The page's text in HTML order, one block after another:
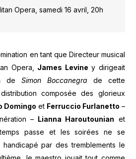
Opera, samedi 16 avril, 20h
en tant que Directeur musical
Opera, James Levine y dirigeait
de Simon Boccanegra de cette
composée des glorieux
Domingo et Ferruccio Furlanetto –
– Lianna Haroutounian et
passe et les soirées ne se
handicapé par des tremblements le